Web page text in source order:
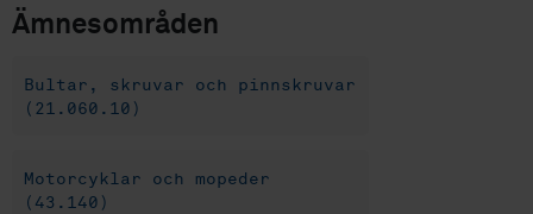
Ämnesområden
Bultar, skruvar och pinnskruvar
(21.060.10)
Motorcyklar och mopeder
(43.140)